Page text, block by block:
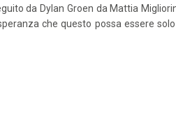
da Dylan Groen da Mattia
che questo possa essere